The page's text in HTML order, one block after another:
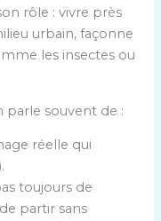
rôle : vivre près
urbain, façonne
les insectes ou
parle souvent de :
réelle qui
toujours de
de partir sans